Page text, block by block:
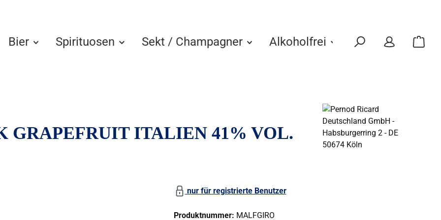
Bier Spirituosen Sekt / Champagner Alkoholfrei Eigenmarken
GRAPEFRUIT ITALIEN 41% VOL.
nur für registrierte Benutzer
Produktnummer: MALFGIRO